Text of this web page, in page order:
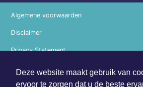
Deze website maakt gebruik van
ervoor te zorgen dat u de beste
Copyright (c) 2026 |
voorbehouden
Algemene voorwaarden
Disclaimer
Privacy Statement